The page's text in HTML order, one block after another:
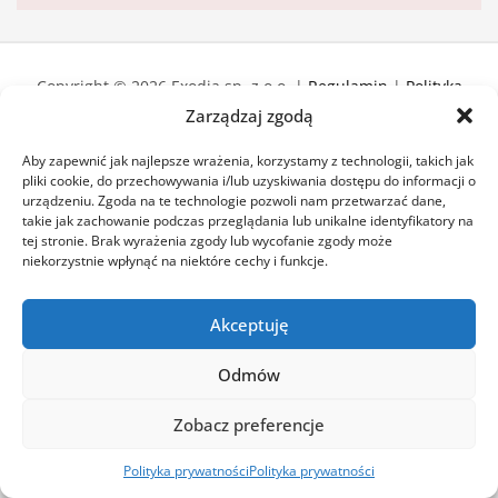
Zarządzaj zgodą
Aby zapewnić jak najlepsze wrażenia, korzystamy z technologii, takich jak
pliki cookie, do przechowywania i/lub uzyskiwania dostępu do informacji o
urządzeniu. Zgoda na te technologie pozwoli nam przetwarzać dane,
takie jak zachowanie podczas przeglądania lub unikalne identyfikatory na
tej stronie. Brak wyrażenia zgody lub wycofanie zgody może
niekorzystnie wpłynąć na niektóre cechy i funkcje.
Akceptuję
Odmów
Zobacz preferencje
Polityka prywatnościPolityka prywatności
Copyright © 2026 Exodia sp. z o.o. | Regulamin | Polityka
zwrotów